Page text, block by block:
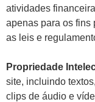
atividades
apenas para os fins
as leis e
Propriedade
site, incluindo
clips de áudio e